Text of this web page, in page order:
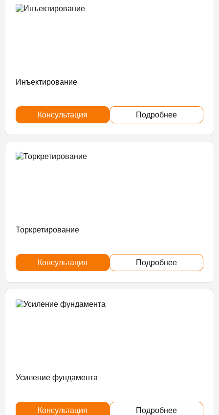
Инъектирование
Консультация Подробнее
Торкретирование
Консультация Подробнее
Усиление фундамента
Консультация Подробнее